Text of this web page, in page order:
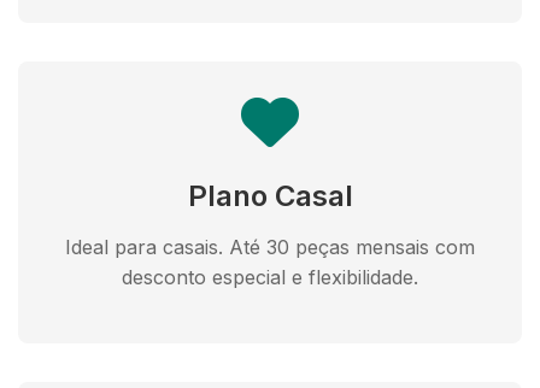
Plano Casal
Ideal para casais. Até 30 peças mensais com
desconto especial e flexibilidade.